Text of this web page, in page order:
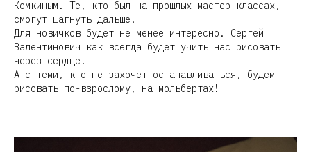
Комкиным. Те, кто был на прошлых мастер-классах,
смогут шагнуть дальше.
Для новичков будет не менее интересно. Сергей
Валентинович как всегда будет учить нас рисовать
через сердце.
А с теми, кто не захочет останавливаться, будем
рисовать по-взрослому, на мольбертах!